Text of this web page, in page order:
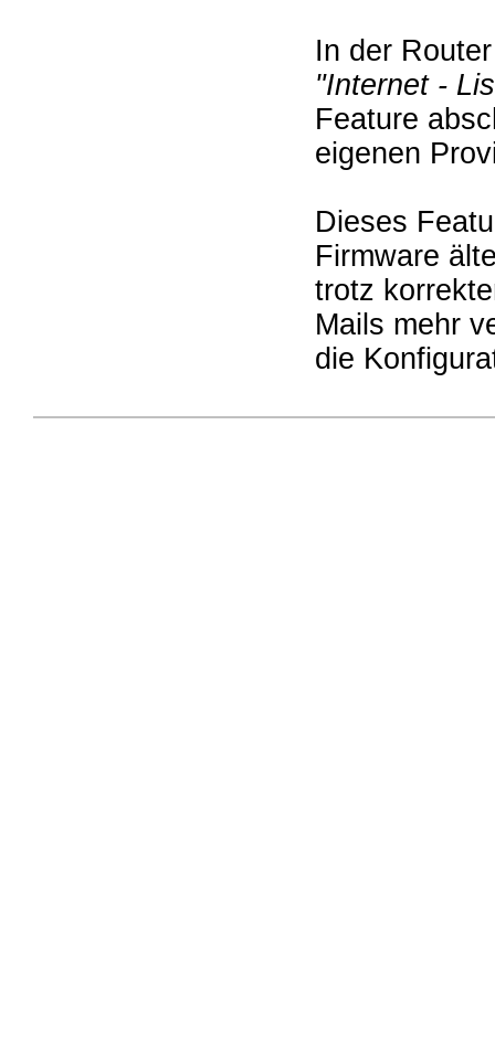
In der
"Internet -
Feature
eigenen
Dieses
Firmware
trotz
Mails mehr
die